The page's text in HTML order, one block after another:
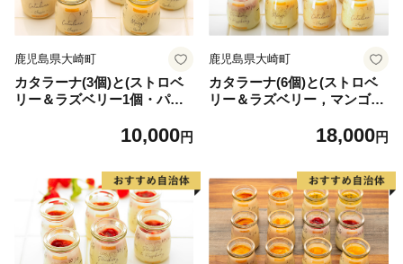
鹿児島県大崎町
カタラーナ(3個)と(ストロベ
リー＆ラズベリー1個・パッ
10,000円
鹿児島県大崎町
カタラーナ(6個)と(ストロベ
リー＆ラズベリー，マンゴー
18,000円